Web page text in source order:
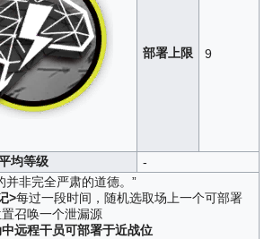
部署上限 9
均等级 -
并非完全严肃的道德。”
>每过一段时间，随机选取场上一个可部署
召唤一个泄漏源
远程干员可部署于近战位